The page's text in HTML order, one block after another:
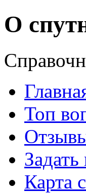
О
Топ
Карта